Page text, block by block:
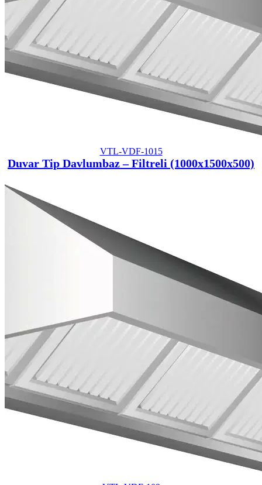
VTL-VDF-1015
Duvar Tip Davlumbaz – Filtreli (1000x1500x500)